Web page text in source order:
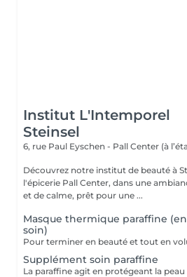
Institut L'Intemporel
Steinsel
6, rue Paul Eyschen - Pall Center (à
Découvrez notre institut de beauté à
l'épicerie Pall Center, dans une
et de calme, prêt pour une ...
Masque thermique paraffine
soin)
Supplément soin paraffine